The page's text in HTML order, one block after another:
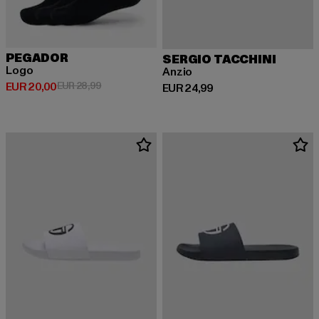
PEGADOR
Logo
EUR 20,00
Huidige prijs: EUR 20,00
EUR 28,99Actieprijs: EUR 28,99
SERGIO TACCHINI
Anzio
EUR 24,99
Huidige prijs: EUR 24,99